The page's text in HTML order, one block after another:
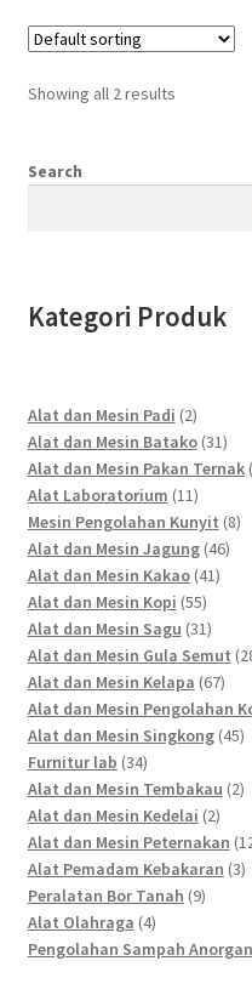
Showing all 2 results
Search
Kategori Produk
Alat dan Mesin Padi 22
products
Alat dan Mesin Batako 3131
Alat dan Mesin Pakan Ternak
Alat Laboratorium 1111
products
Mesin Pengolahan Kunyit 88
Alat dan Mesin Jagung 4646
Alat dan Mesin Kakao 4141
Alat dan Mesin Kopi 5555
Alat dan Mesin Sagu 3131
Alat dan Mesin Gula Semut
Alat dan Mesin Kelapa 6767
Alat dan Mesin Pengolahan
Alat dan Mesin Singkong 4545
Furnitur lab 3434
products
Alat dan Mesin Tembakau 22
Alat dan Mesin Kedelai 22
Alat dan Mesin Peternakan
Alat Pemadam Kebakaran 33
Peralatan Bor Tanah 99
Alat Olahraga 44
products
Pengolahan Sampah